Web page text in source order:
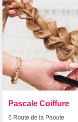
Pascale Coiffure
6 Route de la Paoute